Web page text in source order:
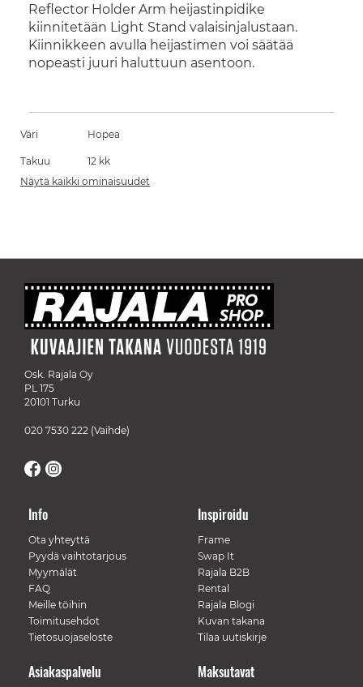
Reflector Holder Arm heijastinpidike
kiinnitetään Light Stand valaisinjalustaan.
Kiinnikkeen avulla heijastimen voi säätää
nopeasti juuri haluttuun asentoon.
Väri Hopea
Takuu
12 kk
Näytä kaikki ominaisuudet
Osk. Rajala Oy
PL 175
20101 Turku
020 7530 222 (Vaihde)
Info
Ota yhteyttä
Pyydä vaihtotarjous
Myymälät
FAQ
Meille töihin
Toimitusehdot
Tietosuojaseloste
Inspiroidu
Frame
Swap It
Rajala B2B
Rental
Rajala Blogi
Kuvan takana
Tilaa uutiskirje
Maksutavat
Asiakaspalvelu